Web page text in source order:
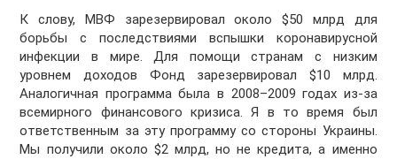
К слову, МВФ зарезервировал около $50 млрд для
борьбы с последствиями вспышки коронавирусной
инфекции в мире. Для помощи странам с низким
уровнем доходов Фонд зарезервировал $10 млрд.
Аналогичная программа была в 2008–2009 годах из-за
всемирного финансового кризиса. Я в то время был
ответственным за эту программу со стороны Украины.
Мы получили около $2 млрд, но не кредита, а именно